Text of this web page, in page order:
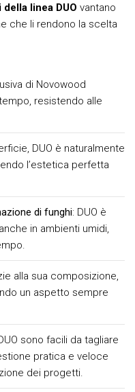
linea DUO vantano
che li rendono la scelta
di Novowood
resistendo alle
DUO è naturalmente
l’estetica perfetta
di funghi: DUO è
in ambienti umidi,
alla sua composizione,
un aspetto sempre
sono facili da tagliare
pratica e veloce
dei progetti.